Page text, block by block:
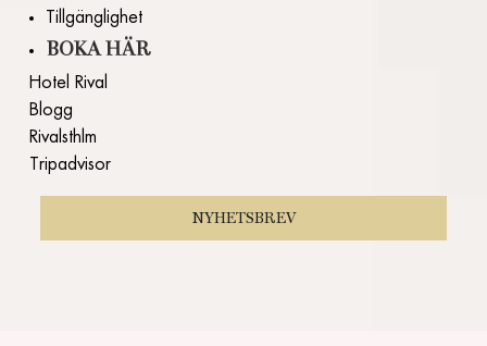
Tillgänglighet
BOKA HÄR
Hotel Rival
Blogg
Rivalsthlm
Tripadvisor
NYHETSBREV